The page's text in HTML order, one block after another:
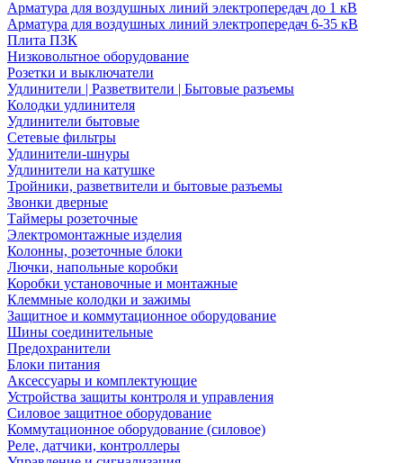
Арматура для воздушных линий электропередач до 1 кВ
Арматура для воздушных линий электропередач 6-35 кВ
Плита ПЗК
Низковольтное оборудование
Розетки и выключатели
Удлинители | Разветвители | Бытовые разъемы
Колодки удлинителя
Удлинители бытовые
Сетевые фильтры
Удлинители-шнуры
Удлинители на катушке
Тройники, разветвители и бытовые разъемы
Звонки дверные
Таймеры розеточные
Электромонтажные изделия
Колонны, розеточные блоки
Лючки, напольные коробки
Коробки установочные и монтажные
Клеммные колодки и зажимы
Защитное и коммутационное оборудование
Шины соединительные
Предохранители
Блоки питания
Аксессуары и комплектующие
Устройства защиты контроля и управления
Силовое защитное оборудование
Коммутационное оборудование (силовое)
Реле, датчики, контроллеры